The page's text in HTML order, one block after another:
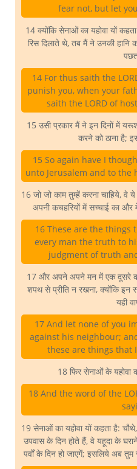
fear not, but let
14 क्योंकि सेनाओं का यहोवा यों
रिस दिलाते थे, तब मैं ने उनकी हानि
14 For thus saith the
punish you, when your
saith the LORD of
15 उसी प्रकार मैं ने इन दिनों में
करने को ठाना है;
15 So again have I
unto Jerusalem and to the
16 जो जो काम तुम्हें करना चाहिये, वे
अपनी कचहरियों में सच्चाई का और
16 These are the things
every man the truth to
judgment of truth
17 और अपने अपने मन में एक दूसरे
शपथ से प्रीति न रखना, क्योंकि इन
यही
17 And let none of you
against his neighbour;
these are things that
18 फिर सेनाओं के यहोवा
18 And the word of the
19 सेनाओं का यहोवा यों कहता है:
उपवास के दिन होते हैं, वे यहूदा के
पर्वों के दिन हो जाएगें; इसलिये अब